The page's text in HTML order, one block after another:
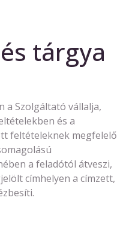
tárgya
a Szolgáltató vállalja,
és a
feltételeknek megfelelő
a feladótól átveszi,
címhelyen a címzett,